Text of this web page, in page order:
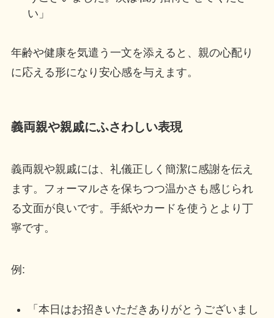
い」
年齢や健康を気遣う一文を添えると、親の心配り
に応える形になり安心感を与えます。
義両親や親戚にふさわしい表現
義両親や親戚には、礼儀正しく簡潔に感謝を伝え
ます。フォーマルさを保ちつつ温かさも感じられ
る文面が良いです。手紙やカードを使うとより丁
寧です。
例:
「本日はお招きいただきありがとうございまし